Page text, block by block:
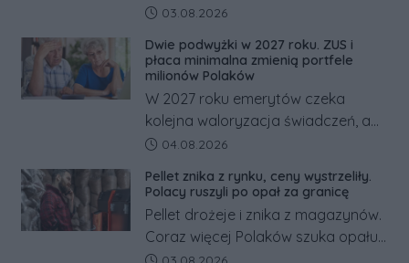
powiecie śremskim zakończyło się
odwrócić nawet natychmiastowe
działania służb ratunkowych.
Data dodania artykułu:
03.08.2026
Dwie podwyżki w 2027 roku. ZUS i
płaca minimalna zmienią portfele
milionów Polaków
W 2027 roku emerytów czeka
kolejna waloryzacja świadczeń, a
pracowników podwyżka płacy
tym zmianom zyskają.
Data dodania artykułu:
04.08.2026
Pellet znika z rynku, ceny wystrzeliły.
Polacy ruszyli po opał za granicę
Pellet drożeje i znika z magazynów.
Coraz więcej Polaków szuka opału
za granicą, gdzie bywa nawet
Data dodania artykułu: